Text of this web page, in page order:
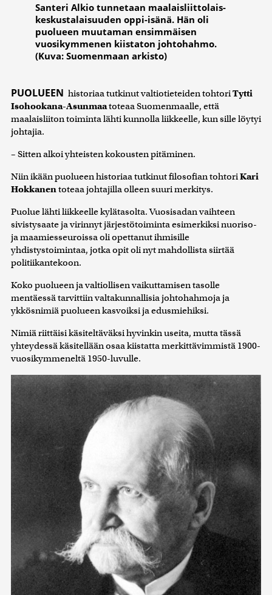
Santeri Alkio tunnetaan maalaisliittolais-
keskustalaisuuden oppi-isänä. Hän oli
puolueen muutaman ensimmäisen
vuosikymmenen kiistaton johtohahmo.
(Kuva: Suomenmaan arkisto)
PUOLUEEN historiaa tutkinut valtiotieteiden tohtoriTytti
Isohookana-Asunmaatoteaa Suomenmaalle, että
maalaisliiton toiminta lähti kunnolla liikkeelle, kun sille löytyi
johtajia.
– Sitten alkoi yhteisten kokousten pitäminen.
Niin ikään puolueen historiaa tutkinut filosofian tohtoriKari
Hokkanentoteaa johtajilla olleen suuri merkitys.
Puolue lähti liikkeelle kylätasolta. Vuosisadan vaihteen
sivistysaate ja virinnyt järjestötoiminta esimerkiksi nuoriso-
ja maamiesseuroissa oli opettanut ihmisille
yhdistystoimintaa, jotka opit oli nyt mahdollista siirtää
politiikantekoon.
Koko puolueen ja valtiollisen vaikuttamisen tasolle
mentäessä tarvittiin valtakunnallisia johtohahmoja ja
ykkösnimiä puolueen kasvoiksi ja edusmiehiksi.
Nimiä riittäisi käsiteltäväksi hyvinkin useita, mutta tässä
yhteydessä käsitellään osaa kiistatta merkittävimmistä 1900-
vuosikymmeneltä 1950-luvulle.